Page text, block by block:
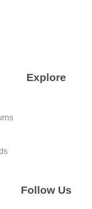
Explore
Follow Us